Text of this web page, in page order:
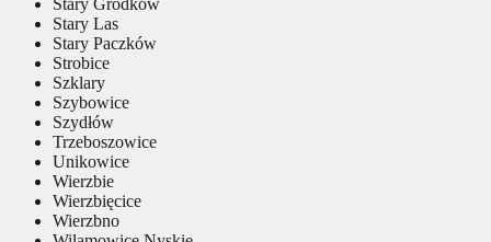
Stary Las
Stary Paczków
Strobice
Szklary
Szybowice
Szydłów
Trzeboszowice
Unikowice
Wierzbie
Wierzbięcice
Wierzbno